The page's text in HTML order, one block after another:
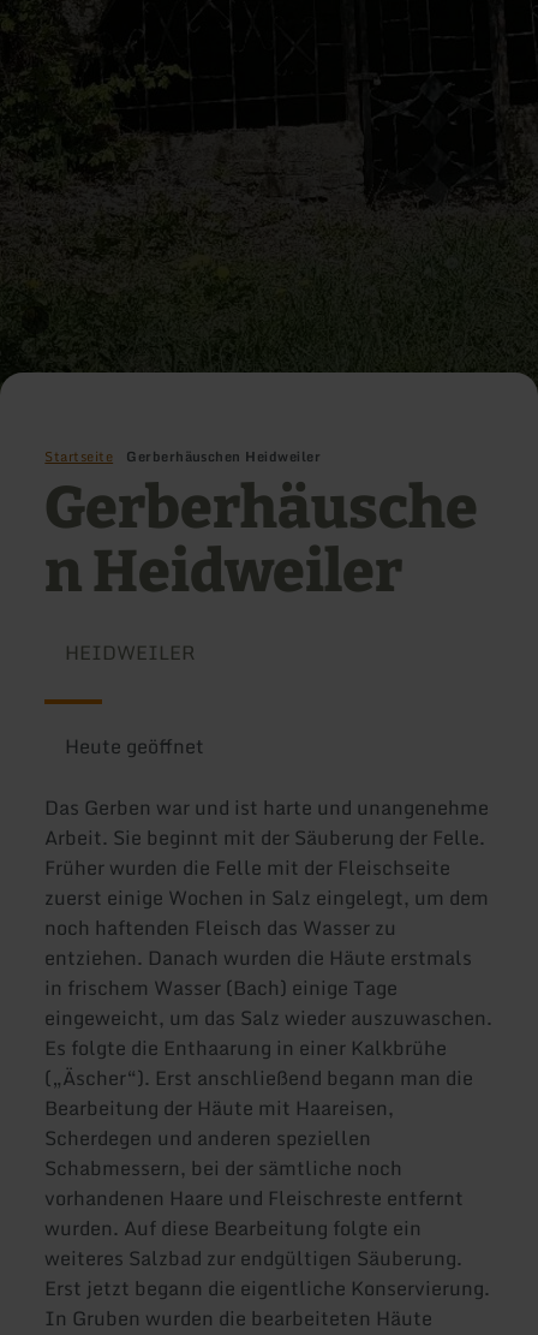
Startseite Gerberhäuschen Heidweiler
Gerberhäusche
n Heidweiler
HEIDWEILER
Heute geöffnet
Das Gerben war und ist harte und unangenehme
Arbeit. Sie beginnt mit der Säuberung der Felle.
Früher wurden die Felle mit der Fleischseite
zuerst einige Wochen in Salz eingelegt, um dem
noch haftenden Fleisch das Wasser zu
entziehen. Danach wurden die Häute erstmals
in frischem Wasser (Bach) einige Tage
eingeweicht, um das Salz wieder auszuwaschen.
Es folgte die Enthaarung in einer Kalkbrühe
(„Äscher“). Erst anschließend begann man die
Bearbeitung der Häute mit Haareisen,
Scherdegen und anderen speziellen
Schabmessern, bei der sämtliche noch
vorhandenen Haare und Fleischreste entfernt
wurden. Auf diese Bearbeitung folgte ein
weiteres Salzbad zur endgültigen Säuberung.
Erst jetzt begann die eigentliche Konservierung.
In Gruben wurden die bearbeiteten Häute